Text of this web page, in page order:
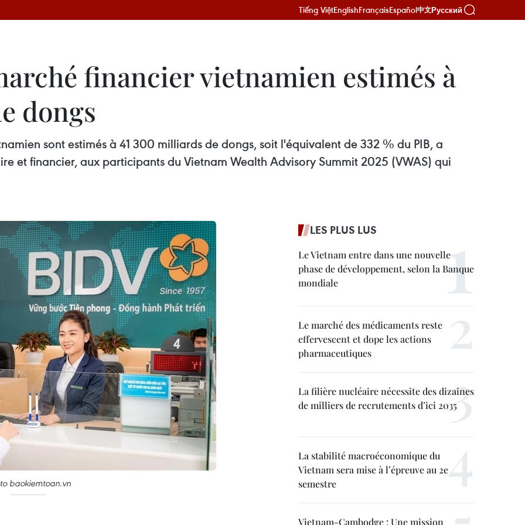
Tiếng ViệtEnglishFrançaisEspañol中文Русский
financier vietnamien estimés à
dongs
sont estimés à 41 300 milliards de dongs, soit l'équivalent de 332 % du PIB, a
et financier, aux participants du Vietnam Wealth Advisory Summit 2025 (VWAS) qui
baokiemtoan.vn
LES PLUS LUS
Le Vietnam entre dans une nouvelle
phase de développement, selon la Banque
mondiale
Le marché des médicaments reste
effervescent et dope les actions
pharmaceutiques
La filière nucléaire nécessite des dizaines
de milliers de recrutements d’ici 2035
La stabilité macroéconomique du
Vietnam sera mise à l’épreuve au 2e
semestre
Vietnam-Cambodge : Une mission